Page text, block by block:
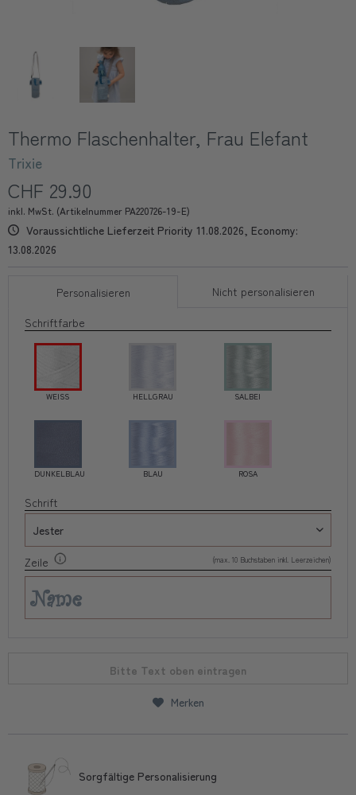
Thermo Flaschenhalter, Frau Elefant
Trixie
CHF 29.90
inkl. MwSt. (Artikelnummer PA220726-19-E)
Voraussichtliche Lieferzeit Priority 11.08.2026, Economy:
13.08.2026
Personalisieren
Nicht personalisieren
Schriftfarbe
WEISS HELLGRAU SALBEI
DUNKELBLAU BLAU ROSA
Schrift
Zeile (max. 10 Buchstaben inkl. Leerzeichen)
Bitte Text oben eintragen
Merken
Sorgfältige Personalisierung